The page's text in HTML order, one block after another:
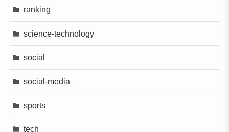
ranking
science-technology
social
social-media
sports
tech